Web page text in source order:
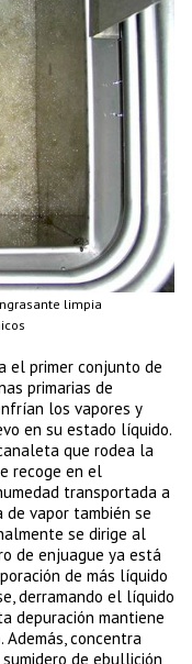
limpia
el primer conjunto de
primarias de
los vapores y
en su estado líquido.
que rodea la
recoge en el
transportada a
vapor también se
se dirige al
de enjuague ya está
de más líquido
derramando el líquido
depuración mantiene
Además, concentra
de ebullición